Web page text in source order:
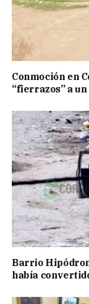
Conmoción en
“fierrazos” a
Barrio
había